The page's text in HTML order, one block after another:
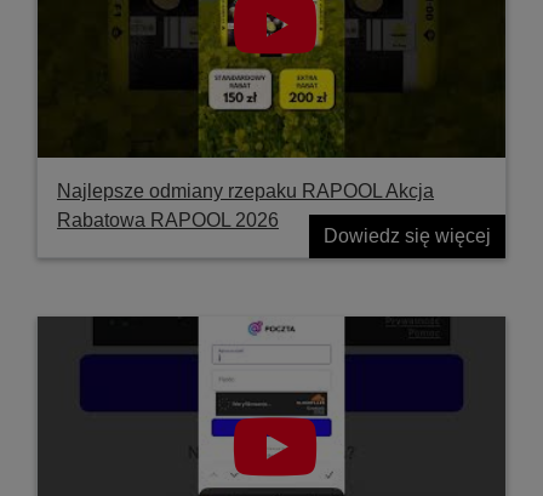
Najlepsze odmiany rzepaku RAPOOL Akcja
Rabatowa RAPOOL 2026
Dowiedz się więcej